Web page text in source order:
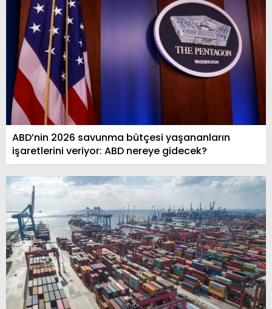
ABD’nin 2026 savunma bütçesi yaşananların
işaretlerini veriyor: ABD nereye gidecek?